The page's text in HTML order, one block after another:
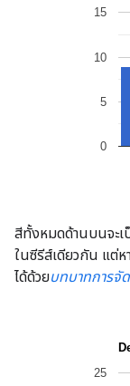
สีทั้งหมดด้านบนจะเ
ในซีรีส์เดียวกัน แต่
ได้ด้วยบทบาทการจั